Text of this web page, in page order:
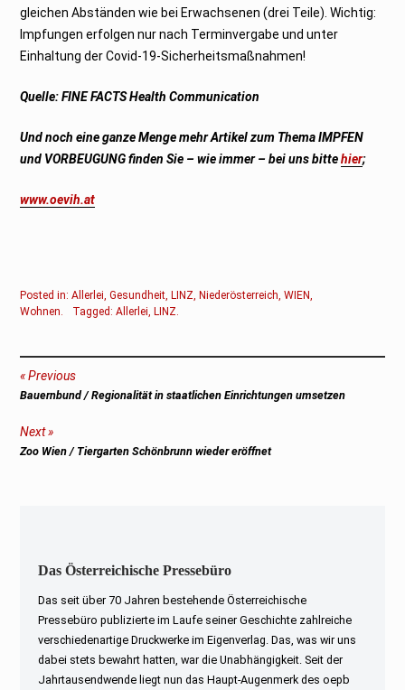
gleichen Abständen wie bei Erwachsenen (drei Teile). Wichtig:
Impfungen erfolgen nur nach Terminvergabe und unter
Einhaltung der Covid-19-Sicherheitsmaßnahmen!
Quelle: FINE FACTS Health Communication
Und noch eine ganze Menge mehr Artikel zum Thema IMPFEN
und VORBEUGUNG finden Sie – wie immer – bei uns bittehier;
www.oevih.at
Posted in:Allerlei,Gesundheit, LINZ, Niederösterreich,WIEN,
Wohnen. Tagged:Allerlei, LINZ.
Beitragsnavigation
Previous
Previous
Bauernbund / Regionalität in staatlichen Einrichtungen umsetzen
Next
Next
Zoo Wien / Tiergarten Schönbrunn wieder eröffnet
Das Österreichische Pressebüro
Das seit über 70 Jahren bestehende Österreichische
Pressebüro publizierte im Laufe seiner Geschichte zahlreiche
verschiedenartige Druckwerke im Eigenverlag. Das, was wir uns
dabei stets bewahrt hatten, war die Unabhängigkeit. Seit der
Jahrtausendwende liegt nun das Haupt-Augenmerk des oepb